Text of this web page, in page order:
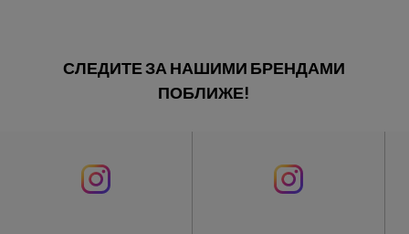
СЛЕДИТЕ ЗА НАШИМИ БРЕНДАМИ
ПОБЛИЖЕ!